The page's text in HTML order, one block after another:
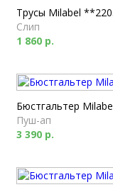
Трусы Milabel
Слип
1 860 р.
Бюстгальтер
Пуш-ап
3 390 р.